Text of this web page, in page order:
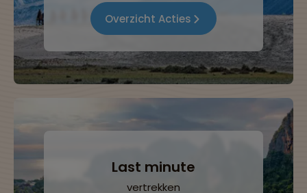
Overzicht Acties
Last minute
vertrekken